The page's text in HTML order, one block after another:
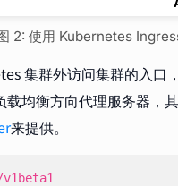
2: 使用 Kubernetes
集群外访问集群的入口
均衡方向代理服务器，
来提供。